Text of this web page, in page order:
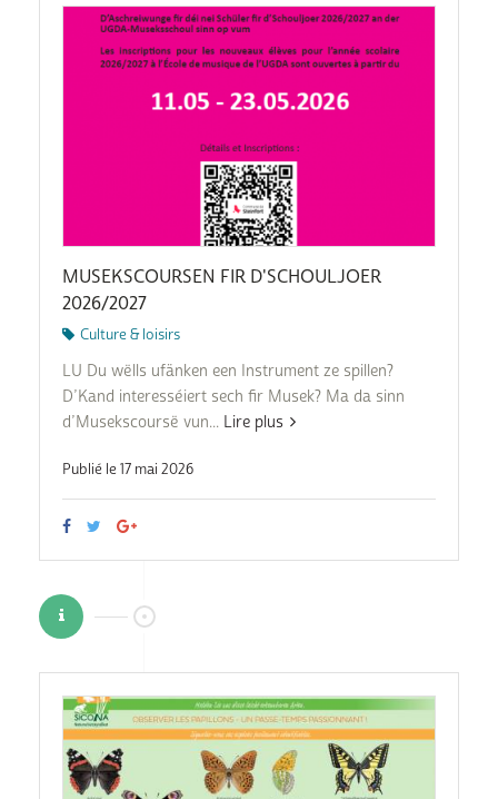
MUSEKSCOURSEN FIR D'SCHOULJOER
2026/2027
Culture & loisirs
LU Du wëlls ufänken een Instrument ze spillen?
D’Kand interesséiert sech fir Musek? Ma da sinn
d’Musekscoursë vun... Lire plus
Publié le 17 mai 2026